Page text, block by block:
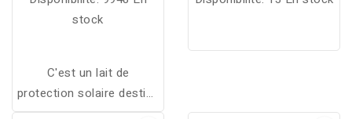
stock
C'est un lait de
protection solaire destiné
aux peaux très sensibles